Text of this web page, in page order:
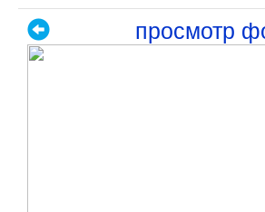
просмотр